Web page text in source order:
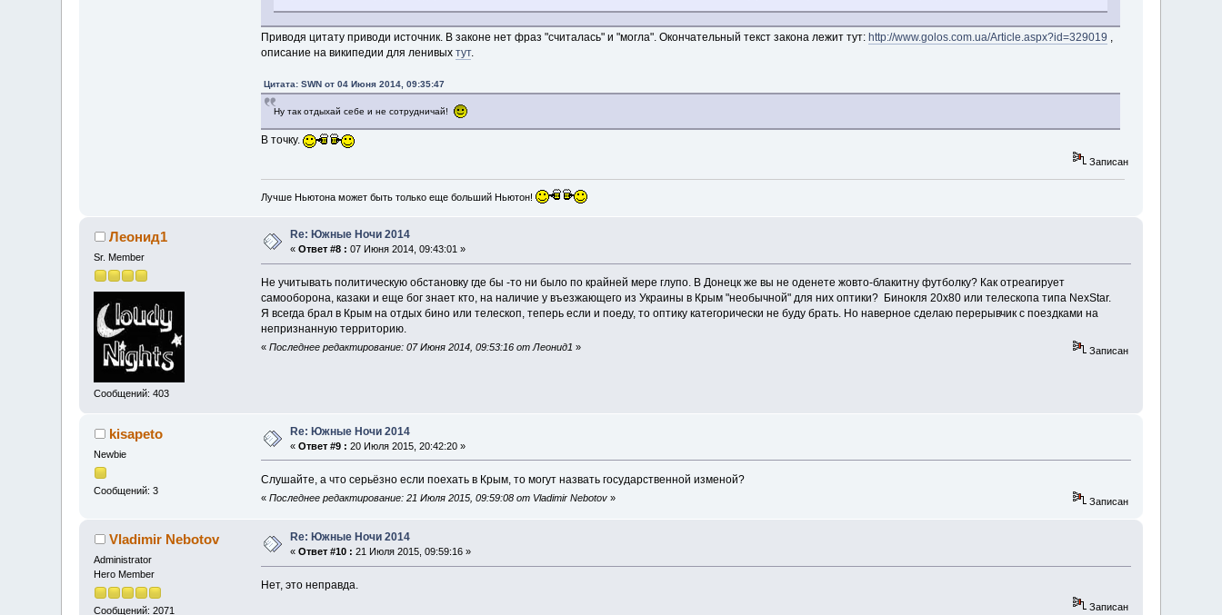
Приводя цитату приводи источник. В законе нет фраз "считалась" и "могла". Окончательный текст закона лежит тут: http://www.golos.com.ua/Article.aspx?id=329019
описание на википедии для ленивых тут.
Цитата: SWN от 04 Июня 2014, 09:35:47
Ну так отдыхай себе и не сотрудничай!
В точку.
Записан
Лучше Ньютона может быть только еще больший Ньютон!
Леонид1
Sr. Member
Сообщений: 403
Re: Южные Ночи 2014
«Ответ #8 : 07 Июня 2014, 09:43:01 »
Не учитывать политическую обстановку где бы -то ни было по крайней мере глупо. В Донецк же вы не оденете жовто-блакитну футболку? Как отреагирует
самооборона, казаки и еще бог знает кто, на наличие у въезжающего из Украины в Крым "необычной" для них оптики? Бинокля 20х80 или телескопа типа NexStar.
Я всегда брал в Крым на отдых бино или телескоп, теперь если и поеду, то оптику категорически не буду брать. Но наверное сделаю перерывчик с поездками на
непризнанную территорию.
« Последнее редактирование: 07 Июня 2014, 09:53:16 от Леонид1 » Записан
kisapeto
Newbie
Сообщений: 3
Re: Южные Ночи 2014
«Ответ #9 : 20 Июля 2015, 20:42:20 »
Слушайте, а что серьёзно если поехать в Крым, то могут назвать государственной изменой?
« Последнее редактирование: 21 Июля 2015, 09:59:08 от Vladimir Nebotov» Записан
Vladimir Nebotov
Administrator
Hero Member
Сообщений: 2071
Re: Южные Ночи 2014
«Ответ #10 : 21 Июля 2015, 09:59:16 »
Нет, это неправда.
Записан